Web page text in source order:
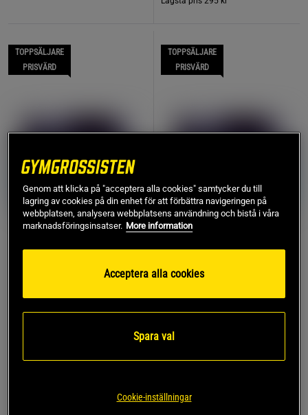
TOPPSÄLJARE
PRISVÄRD
175 kr Köp
TOPPSÄLJARE
PRISVÄRD
Star Nutrition
135 kr
Lägsta pris
Köp
PRISVÄRD
Genom att klicka på "acceptera alla cookies" samtycker du till
lagring av cookies på din enhet för att förbättra navigeringen på
webbplatsen, analysera webbplatsens användning och bistå i våra
marknadsföringsinsatser. More information
Acceptera alla cookies
Spara val
Cookie-inställningar